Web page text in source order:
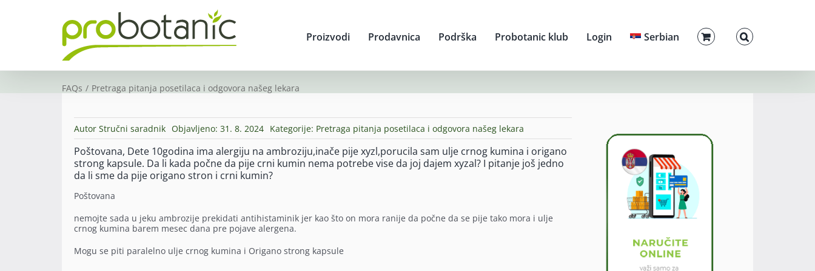
Proizvodi Prodavnica Podrška Probotanic klub Login Serbian
FAQs Pretraga pitanja posetilaca i odgovora našeg lekara
Autor Stručni saradnik Objavljeno: 31. 8. 2024 Kategorije: Pretraga pitanja posetilaca i odgovora našeg lekara
Poštovana, Dete 10godina ima alergiju na ambroziju,inače pije xyzl,porucila sam ulje crnog kumina i origano
strong kapsule. Da li kada počne da pije crni kumin nema potrebe vise da joj dajem xyzal? I pitanje još jedno
da li sme da pije origano stron i crni kumin?
Poštovana
nemojte sada u jeku ambrozije prekidati antihistaminik jer kao što on mora ranije da počne da se pije tako mora i ulje
crnog kumina barem mesec dana pre pojave alergena.
Mogu se piti paralelno ulje crnog kumina i Origano strong kapsule